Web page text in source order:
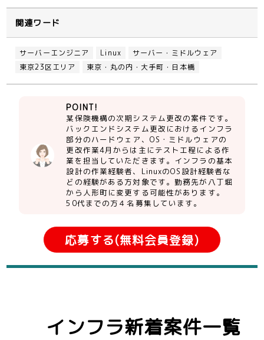
関連ワード
サーバーエンジニア Linux
サーバー・ミドルウェア
東京23区エリア
東京・丸の内・大手町・日本橋
POINT!
某保険機構の次期システム更改の案件です。
バックエンドシステム更改におけるインフラ
部分のハードウェア、OS・ミドルウェアの
更改作業4月からは主にテスト工程による作
業を担当していただきます。インフラの基本
設計の作業経験者、LinuxのOS設計経験者な
どの経験がある方対象です。勤務先が八丁堀
から人形町に変更する可能性があります。
50代までの方４名募集しています。
応募する(無料会員登録)
インフラ新着案件一覧